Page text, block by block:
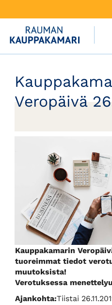
Veropäivä
Kauppakamarin
tuoreimmat tiedot
muutoksista!
Verotuksessa
Ajankohta:Tiistai